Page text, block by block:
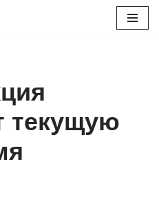
текущую